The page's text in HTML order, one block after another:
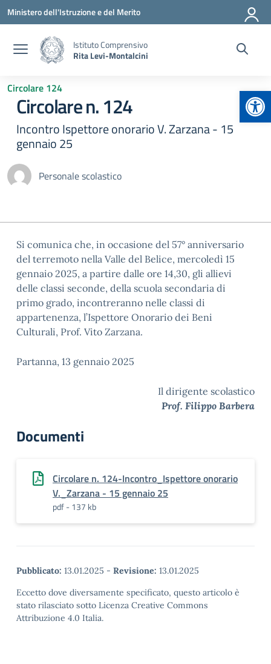
Vai ai contenuti
Vai al menu di navigazione
Vai al footer
Ministero dell'Istruzione e del Merito
Istituto Comprensivo
Rita Levi-Montalcini
Circolare 124
Circolare n. 124
Incontro Ispettore onorario V. Zarzana - 15
gennaio 25
Personale scolastico
Si comunica che, in occasione del 57° anniversario
del terremoto nella Valle del Belice, mercoledì 15
gennaio 2025, a partire dalle ore 14,30, gli allievi
delle classi seconde, della scuola secondaria di
primo grado, incontreranno nelle classi di
appartenenza, l’Ispettore Onorario dei Beni
Culturali, Prof. Vito Zarzana.
Partanna, 13 gennaio 2025
Il dirigente scolastico
Prof. Filippo Barbera
Documenti
Circolare n. 124-Incontro_Ispettore onorario
V._Zarzana - 15 gennaio 25
pdf - 137 kb
Pubblicato: 13.01.2025 - Revisione: 13.01.2025
Eccetto dove diversamente specificato, questo articolo è
stato rilasciato sotto Licenza Creative Commons
Attribuzione 4.0 Italia.